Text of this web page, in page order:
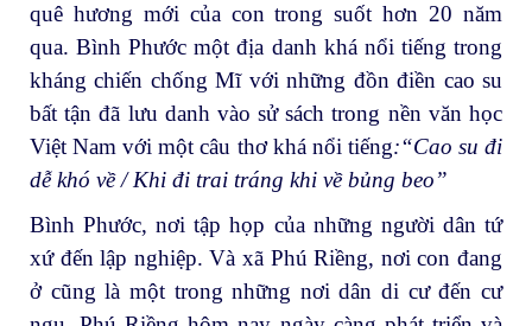
quê hương mới của con trong suốt hơn 20 năm
qua. Bình Phước một địa danh khá nổi tiếng trong
kháng chiến chống Mĩ với những đồn điền cao su
bất tận đã lưu danh vào sử sách trong nền văn học
Việt Nam với một câu thơ khá nổi tiếng:“Cao su đi
dễ khó về / Khi đi trai tráng khi về bủng beo”
Bình Phước, nơi tập họp của những người dân tứ
xứ đến lập nghiệp. Và xã Phú Riềng, nơi con đang
ở cũng là một trong những nơi dân di cư đến cư